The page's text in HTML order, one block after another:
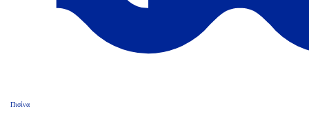
Πισίνα